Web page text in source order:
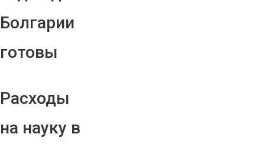
Болгарии
готовы
Расходы
на науку в